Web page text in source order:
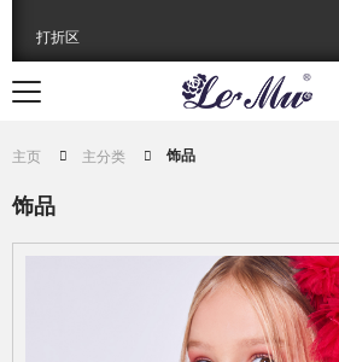
打折区
主页 主分类 饰品
饰品